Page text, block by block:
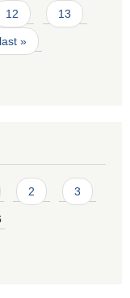
12 13
last »
2 3